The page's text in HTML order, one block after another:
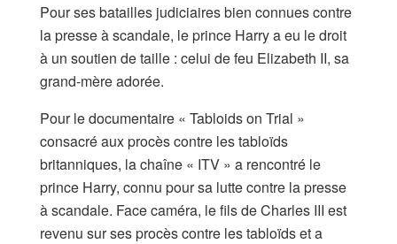
Pour ses batailles judiciaires bien connues contre
la presse à scandale, le prince Harry a eu le droit
à un soutien de taille : celui de feu Elizabeth II, sa
grand-mère adorée.
Pour le documentaire « Tabloids on Trial »
consacré aux procès contre les tabloïds
britanniques, la chaîne « ITV » a rencontré le
prince Harry, connu pour sa lutte contre la presse
à scandale. Face caméra, le fils de Charles III est
revenu sur ses procès contre les tabloïds et a